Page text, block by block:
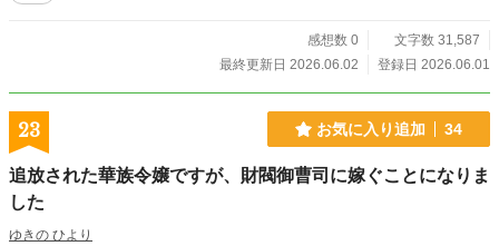
感想数 0
文字数 31,587
最終更新日 2026.06.02
登録日 2026.06.01
23 お気に入り追加 34
追放された華族令嬢ですが、財閥御曹司に嫁ぐことになりま
した
ゆきの ひより